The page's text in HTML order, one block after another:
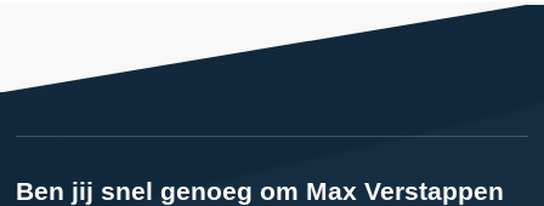
Ben jij snel genoeg om Max Verstappen